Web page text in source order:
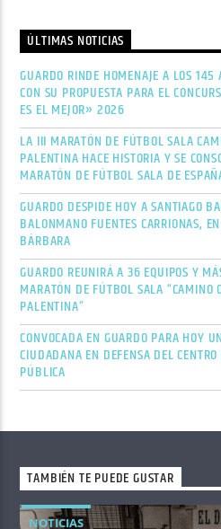
ÚLTIMAS NOTICIAS
GUARDO RINDE HOMENAJE A LOS
CON SU PROPUESTA PARA EL
ES EL MEJOR» 2026
LA III MARATÓN DE FÚTBOL SALA
PALENTINA HACE HISTORIA Y SE
MARATÓN DE FÚTBOL SALA DE
GUARDO DESPIDE HOY A SANTIAGO
BALONMANO FUENTES CARRIONAS,
BÁRBARA
GUARDO REUNIRÁ A 36 EQUIPOS Y
MARATÓN DE FÚTBOL SALA “CAMINO
PALENTINA”
CONVOCADA EN GUARDO PARA HOY
CIUDADANA EN DEFENSA DEL
PÚBLICA
TAMBIÉN TE PUEDE GUSTAR
NOTICIAS